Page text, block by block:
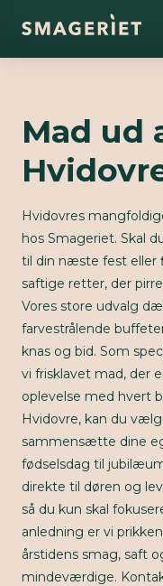
Mad ud
Hvidovres
hos Smageriet. Skal
til din næste fest eller
saftige retter, der
Vores store udvalg
farvestrålende
knas og bid. Som
vi frisklavet mad, der
oplevelse med hvert
Hvidovre, kan du
sammensætte dine
fødselsdag til
direkte til døren og
så du kun skal
anledning er vi
årstidens smag, saft
mindeværdige.